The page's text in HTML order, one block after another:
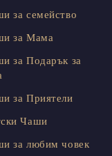
за семейство
за Мама
за Подарък за
за Приятели
Чаши
за любим човек